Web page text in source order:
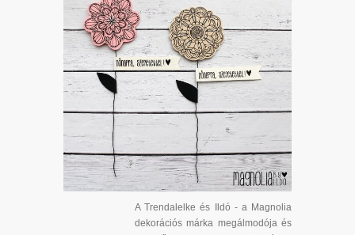
A Trendalelke és Ildó - a Magnolia
dekorációs márka megálmodója és